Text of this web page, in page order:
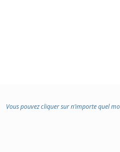
Vous pouvez cliquer sur n’importe quel